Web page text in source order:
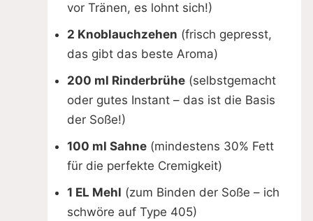
vor Tränen, es lohnt sich!)
2 Knoblauchzehen (frisch gepresst,
das gibt das beste Aroma)
200 ml Rinderbrühe (selbstgemacht
oder gutes Instant – das ist die Basis
der Soße!)
100 ml Sahne (mindestens 30% Fett
für die perfekte Cremigkeit)
1 EL Mehl (zum Binden der Soße – ich
schwöre auf Type 405)